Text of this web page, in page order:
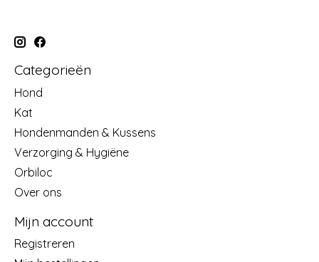
Categorieën
Hond
Kat
Hondenmanden & Kussens
Verzorging & Hygiëne
Orbiloc
Over ons
Mijn account
Registreren